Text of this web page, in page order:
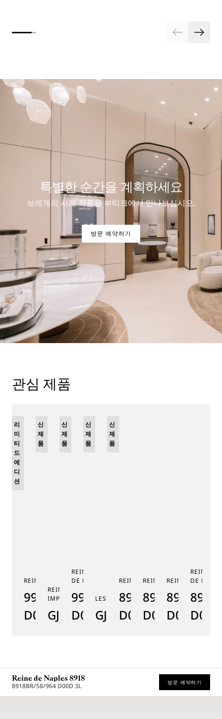
특별한 순간을 계획하세요
브레게의 시계 작품을 부티크에서 만나보십시오.
방문 예약하기
관심 제품
REINE DE NAPLES 9915
9915BB/58/964
D0
리
미
티
드
에
디
션
REINE DE NAPLES PERLES
IMPÉRIALES
GJ29BH89254DD5J4
신
제
품
REINE DE NAPLES PHASE
DE LUNE 9935
9935BH/4Y/J40
D0
신
제
품
LES JARDINS DU PETIT TRIANON
GJE25BH20.8985DB
신
제
품
REINE DE NAPLES 8925
8925BH/5W/J40
D0
신
제
품
REINE DE NAPLES 8918
8918BB/5D/
D0
REINE DE
8938BB/
D0
REINE
DE LUNE
D000
Reine de Naples 8918
8918BR/58/964 D00D 3L 방문 예약하기